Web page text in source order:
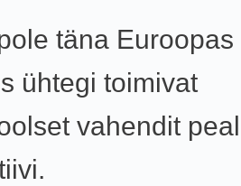
täna Euroopas
ühtegi toimivat
vahendit